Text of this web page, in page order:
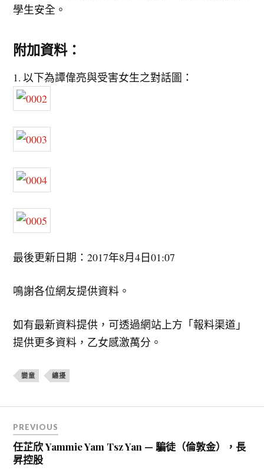
學生安全。
附加資料：
1. 以下為譚偉亮與受害女生之對話圖：
最後更新日期：2017年8月4日01:07
鳴謝各位網友提供資料。
如有最新資料提供，可透過網站上方「報料渠道」
提供更多資料，乙女感激萬分。
孌童 纏擾
章
導
PREVIOUS
任芷欣 Yammie Yam Tsz Yan — 騙徒（倫敦金），長
昇控股